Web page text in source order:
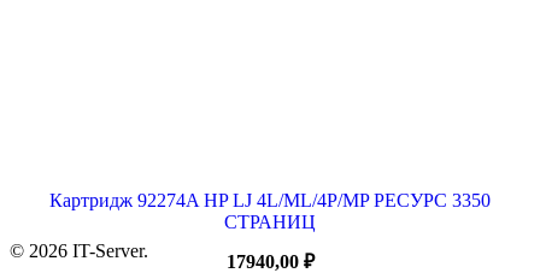
Картридж 92274A HP LJ 4L/ML/4P/MP РЕСУРС 3350
СТРАНИЦ
17940,00 ₽
© 2026 IT-Server.